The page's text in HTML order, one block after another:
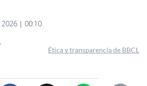
| 00:10
Ética y transparencia de BBCL